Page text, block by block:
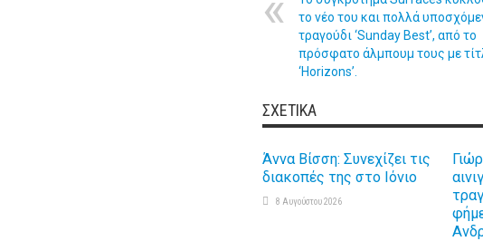
το νέο του και πολλά
τραγούδι ‘Sunday Best’, από το
πρόσφατο άλμπουμ τους με
‘Horizons’.
ΣΧΕΤΙΚΆ
Άννα Βίσση: Συνεχίζει τις
διακοπές της στο Ιόνιο
8 Αυγούστου 2026